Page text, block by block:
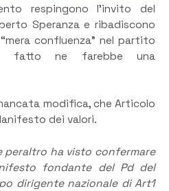
respingono l’invito del
Speranza e ribadiscono
confluenza” nel partito
fatto ne farebbe una
modifica, che Articolo
dei valori.
peraltro ha visto confermare
fondante del Pd del
dirigente nazionale di Art1